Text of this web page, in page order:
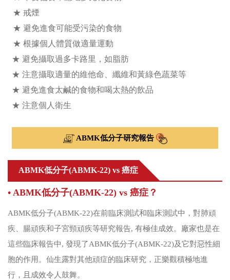
★ 戒煙
★ 避免進食可能受污染的食物
★ 根據個人體質做適量運動
★ 避免攝取過多卡路里，如脂肪
★ 注意攝取適量的維他命、纖維和黃綠色蔬菜等
★ 避免進食太鹹的食物和喝太熱的飲品
★ 注意個人衛生
ABMK低分子研究報告
ABMK低分子(ABMK-22) vs 癌症
• ABMK低分子(ABMK-22) vs 癌症？
ABMK低分子(ABMK-22)在前臨床測試和臨床測試中，對肺頑
疾、腸頑疾和子宮頸頑疾等研究報告, 有極佳成效。廠家也是在
這些臨床報告中, 發現了ABMK低分子(ABMK-22)及它對惡性細
胞的作用。仙生露對其他頑症的臨床研究，正樂觀積極地進
行，且成效令人鼓舞。